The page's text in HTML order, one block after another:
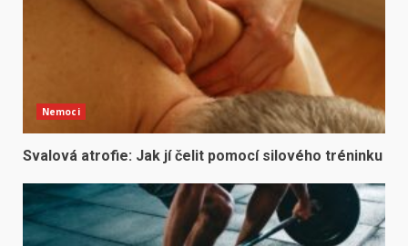
Nemoci
Svalová atrofie: Jak jí čelit pomocí silového tréninku